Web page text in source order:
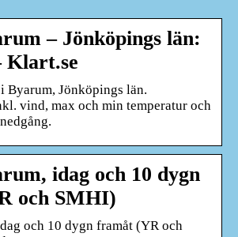
– Jönköpings län:
Klart.se
Byarum, Jönköpings län.
vind, max och min temperatur och
idag och 10 dygn
och SMHI)
och 10 dygn framåt (YR och